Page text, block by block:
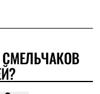
СМЕЛЬЧАКОВ